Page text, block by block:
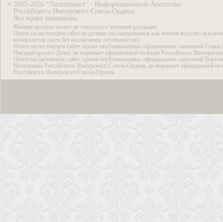
© 2005-2026 “Легитимист” - Информационное Агентство
Российского Имперского Союза-Ордена.
Все права защищены.
Мнение авторов может не совпадать с мнением редакции.
Ничто на настоящем сайте не должно рассматриваться как мнение всех без
монархистов (всех без исключения легитимистов).
Ничто на настоящем сайте, кроме опубликованных официальных заявлений Главы
Императорского Дома, не выражает официальной позиции Российского
Ничто на настоящем сайте, кроме опубликованных официальных заявлений
Начальника Российского Имперского Союза-Ордена, не выражает официальной
Российского Имперского Союза-Ордена.